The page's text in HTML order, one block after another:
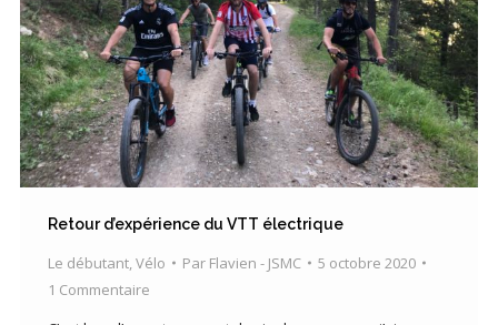
Retour d’expérience du VTT électrique
Le débutant,Vélo Par Flavien - JSMC
5 octobre 2020
1 Commentaire